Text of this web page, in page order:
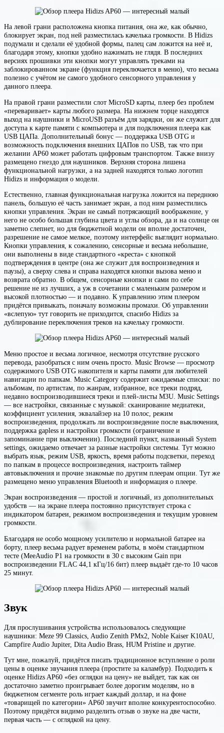
На левой грани расположена кнопка питания, она же, как обычно,
блокирует экран, под ней разместилась качелька громкости. В Hidizs
подумали и сделали её удобной формы, палец сам ложится на неё и,
благодаря этому, кнопки удобно нажимать не глядя. В последних
версиях прошивки эти кнопки могут управлять треками на
заблокированном экране (функция переключается в меню), что весьма
полезно с учётом не самого удобного сенсорного управления у
данного плеера.
На правой грани разместили слот MicroSD карты, плеер без проблем
«переваривает» карты любого размера. На нижнем торце находятся
выход на наушники и MicroUSB разъём для зарядки, он же служит для
доступа к карте памяти с компьютера и для подключения плеера как
USB ЦАПа. Дополнительный бонус — поддержка USB OTG и
возможность подключения внешних ЦАПов по USB, так что при
желании AP60 может работать цифровым транспортом. Также внизу
размещено гнездо для наушников. Верхняя сторона лишена
функциональной нагрузки, а на задней находятся только логотип
Hidizs и информация о модели.
Естественно, главная функциональная нагрузка ложится на переднюю
панель, большую её часть занимает экран, а под ним разместились
кнопки управления. Экран не самый потрясающий воображение, у
него не особо большая глубина цвета и углы обзора, да и на солнце он
заметно слепнет, но для бюджетной модели он вполне достаточен,
разрешение не самое мелкое, поэтому интерфейс выглядит нормально.
Кнопки управления, к сожалению, сенсорные и весьма небольшие,
они выполнены в виде стандартного «креста» с кнопкой
подтверждения в центре (она же служит для воспроизведения и
паузы), а сверху слева и справа находятся кнопки вызова меню и
возврата обратно. В общем, сенсорные кнопки и сами по себе
решение не из лучших, а уж в сочетании с маленьким размером и
высокой плотностью — и подавно. К управлению этим плеером
придётся привыкать, поначалу возможны промахи. Об управлении
«вслепую» тут говорить не приходится, спасибо Hidizs за
дублирование переключения треков на качельку громкости.
Меню простое и весьма логичное, несмотря отсутствие русского
перевода, разобраться с ним очень просто. Music Browse — просмотр
содержимого USB OTG накопителя и карты памяти для любителей
навигации по папкам. Music Category содержит ожидаемые списки: по
альбомам, по артистам, по жанрам, избранное, все треки подряд,
недавно воспроизводившиеся треки и плей-листы M3U. Music Settings
— все настройки, связанные с музыкой: сканирование медиатеки,
коэффициент усиления, эквалайзер на 10 полос, режим
воспроизведения, продолжать ли воспроизведение после выключения,
поддержка gapless и настройки громкости (ограничение и
запоминание при выключении). Последний пункт, названный System
settings, ожидаемо отвечает за разные настройки системы. Тут можно
выбрать язык, режим USB, яркость, время работы подсветки, переход
по папкам в процессе воспроизведения, настроить таймер
автовыключения и прочие знакомые по другим плеерам опции. Тут же
размещено меню управления Bluetooth и информация о плеере.
Экран воспроизведения — простой и логичный, из дополнительных
удобств — на экране плеера постоянно присутствует строка с
индикатором батареи, режимом воспроизведения и текущим уровнем
громкости.
Благодаря не особо мощному усилителю и нормальной батарее на
борту, плеер весьма радует временем работы, в моём стандартном
тесте (MeeAudio P1 на громкости в 30 с высоким Gain при
воспроизведении FLAC 44,1 кГц/16 бит) плеер выдаёт где-то 10 часов
25 минут.
Звук
Для прослушивания устройства использовалось следующие
наушники: Meze 99 Classics, Audio Zenith PMx2, Noble Kaiser K10AU,
Campfire Audio Jupiter, Dita Audio Brass, HUM Pristine и другие.
Тут мне, пожалуй, придётся писать традиционное вступление о роли
цены в оценке звучания плеера (простите за каламбур). Подходить к
оценке Hidizs AP60 «без оглядки на цену» не выйдет, так как он
достаточно заметно проигрывает более дорогим моделям, но в
бюджетном сегменте роль играет каждый доллар, и на фоне
«товарищей по категории» AP60 звучит вполне конкурентоспособно.
Поэтому придётся видимо разделить отзыв о звуке на две части,
первая часть — с оглядкой на цену.